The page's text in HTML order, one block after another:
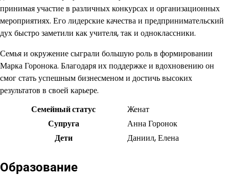
принимая участие в различных конкурсах и организационных
мероприятиях. Его лидерские качества и предпринимательский
дух быстро заметили как учителя, так и одноклассники.
Семья и окружение сыграли большую роль в формировании
Марка Горонока. Благодаря их поддержке и вдохновению он
смог стать успешным бизнесменом и достичь высоких
результатов в своей карьере.
Семейный статус
Женат
Супруга
Анна Горонок
Дети
Даниил, Елена
Образование